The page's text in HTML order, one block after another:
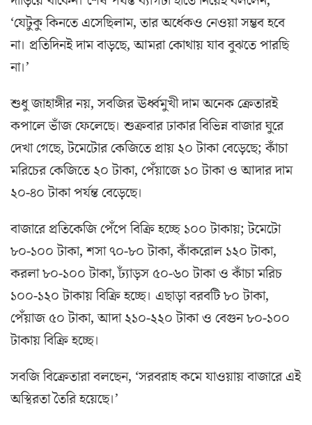
‘যেটুকু কিনতে এসেছিলাম, তার অর্ধেকও নেওয়া সম্ভব হবে
না। প্রতিদিনই দাম বাড়ছে, আমরা কোথায় যাব বুঝতে পারছি
না।’
শুধু জাহাঙ্গীর নয়, সবজির ঊর্ধ্বমুখী দাম অনেক ক্রেতারই
কপালে ভাঁজ ফেলেছে। শুক্রবার ঢাকার বিভিন্ন বাজার ঘুরে
দেখা গেছে, টমেটোর কেজিতে প্রায় ২০ টাকা বেড়েছে; কাঁচা
মরিচের কেজিতে ২০ টাকা, পেঁয়াজে ১০ টাকা ও আদার দাম
২০-৪০ টাকা পর্যন্ত বেড়েছে।
বাজারে প্রতিকেজি পেঁপে বিক্রি হচ্ছে ১০০ টাকায়; টমেটো
৮০-১০০ টাকা, শসা ৭০-৮০ টাকা, কাঁকরোল ১২০ টাকা,
করলা ৮০-১০০ টাকা, ঢ্যাঁড়স ৫০-৬০ টাকা ও কাঁচা মরিচ
১০০-১২০ টাকায় বিক্রি হচ্ছে। এছাড়া বরবটি ৮০ টাকা,
পেঁয়াজ ৫০ টাকা, আদা ২১০-২২০ টাকা ও বেগুন ৮০-১০০
টাকায় বিক্রি হচ্ছে।
সবজি বিক্রেতারা বলছেন, ‘সরবরাহ কমে যাওয়ায় বাজারে এই
অস্থিরতা তৈরি হয়েছে।’